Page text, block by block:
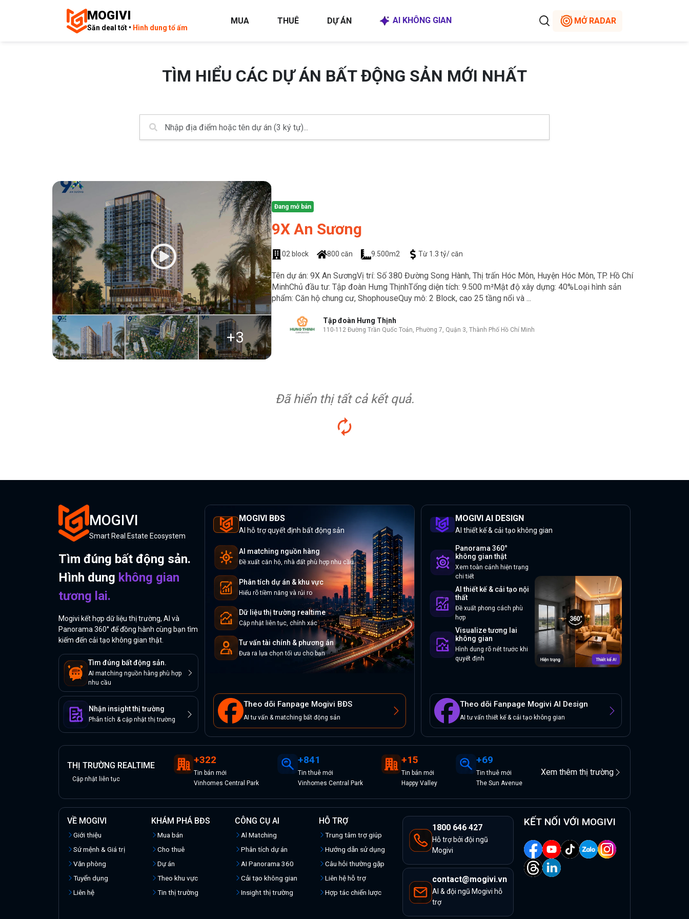
MOGIVI
Săn deal tốt • Hình dung tổ ấm
MUA THUÊ DỰ ÁN AI KHÔNG GIAN MỞ RADAR
TÌM HIỂU CÁC DỰ ÁN BẤT ĐỘNG SẢN MỚI NHẤT
+3
Đang mở bán
9X An Sương
02 block 800 căn 9.500m2 Từ 1.3 tỷ/ căn
Tên dự án: 9X An SươngVị trí: Số 380 Đường Song Hành, Thị trấn Hóc Môn, Huyện Hóc Môn, TP. Hồ Chí
MinhChủ đầu tư: Tập đoàn Hưng ThịnhTổng diện tích: 9.500 m²Mật độ xây dựng: 40%Loại hình sản
phẩm: Căn hộ chung cư, ShophouseQuy mô: 2 Block, cao 25 tầng nổi và ...
Tập đoàn Hưng Thịnh
110-112 Đường Trần Quốc Toản, Phường 7, Quận 3, Thành Phố Hồ Chí Minh
Đã hiển thị tất cả kết quả.
MOGIVI
Smart Real Estate Ecosystem
Tìm đúng bất động sản.
Hình dung không gian
tương lai.
Mogivi kết hợp dữ liệu thị trường, AI và
Panorama 360° để đồng hành cùng bạn tìm
kiếm đến cải tạo không gian thật.
Tìm đúng bất động sản.
AI matching nguồn hàng phù hợp
nhu cầu
Nhận insight thị trường
Phân tích & cập nhật thị trường
MOGIVI BĐS
AI hỗ trợ quyết định bất động sản
AI matching nguồn hàng
Đề xuất căn hộ, nhà đất phù hợp nhu cầu
Phân tích dự án & khu vực
Hiểu rõ tiềm năng và rủi ro
Dữ liệu thị trường realtime
Cập nhật liên tục, chính xác
Tư vấn tài chính & phương án
Đưa ra lựa chọn tối ưu cho bạn
Theo dõi Fanpage Mogivi BĐS
AI tư vấn & matching bất động sản
MOGIVI AI DESIGN
AI thiết kế & cải tạo không gian
Panorama 360°
không gian thật
Xem toàn cảnh hiện trạng
chi tiết
AI thiết kế & cải tạo nội
thất
Đề xuất phong cách phù
hợp
Visualize tương lai
không gian
Hình dung rõ nét trước khi
quyết định
Theo dõi Fanpage Mogivi AI Design
AI tư vấn thiết kế & cải tạo không gian
THỊ TRƯỜNG REALTIME
Cập nhật liên tục
+322
Tin bán mới
Vinhomes Central Park
+841
Tinthuêmới
Vinhomes Central Park
+15
Tin bán mới
Happy Valley
+69
Tinthuê mới
The Sun Avenue
Xem thêm thị trường
VỀ MOGIVI
Giới thiệu
Sứ mệnh & Giá trị
Văn phòng
Tuyển dụng
Liên hệ
KHÁM PHÁ BĐS
Mua bán
Cho thuê
Dự án
Theo khu vực
Tin thị trường
CÔNG CỤ AI
Al Matching
Phân tích dự án
AI Panorama 360
Cải tạo không gian
Insight thị trường
HỖ TRỢ
Trung tâm trợ giúp
Hướng dẫn sử dụng
Câu hỏi thường gặp
Liên hệ hỗ trợ
Hợp tác chiến lược
1800 646 427
Hỗ trợ bởi đội ngũ
Mogivi
contact@mogivi.vn
AI & đội ngũ Mogivi hỗ
trợ
KẾT NỐI VỚI MOGIVI